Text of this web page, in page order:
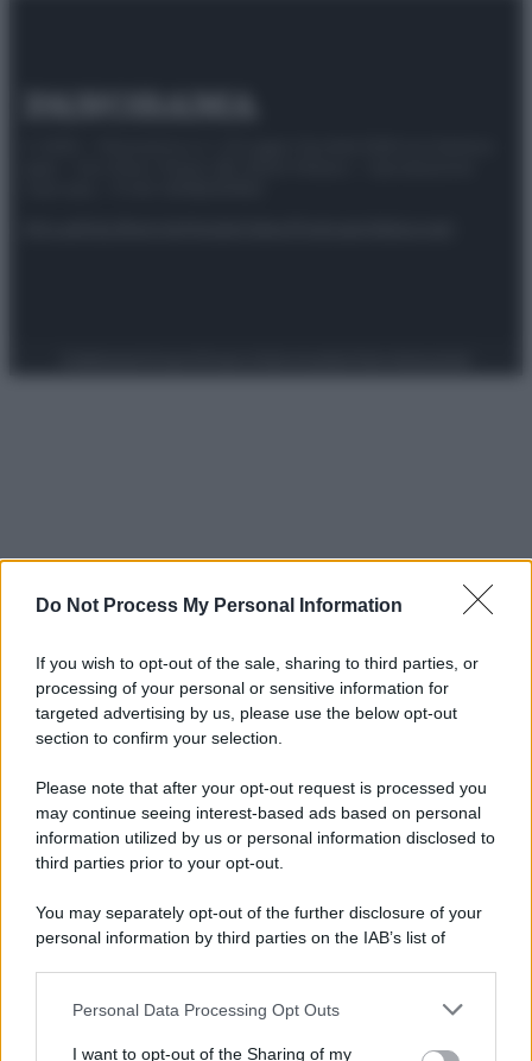
Do Not Process My Personal Information
If you wish to opt-out of the sale, sharing to third parties, or
processing of your personal or sensitive information for
targeted advertising by us, please use the below opt-out
section to confirm your selection.
Please note that after your opt-out request is processed you
may continue seeing interest-based ads based on personal
information utilized by us or personal information disclosed to
third parties prior to your opt-out.
You may separately opt-out of the further disclosure of your
personal information by third parties on the IAB’s list of
This information may also be disclosed by us to third parties
Personal Data Processing Opt Outs
I want to opt-out of the Sharing of my